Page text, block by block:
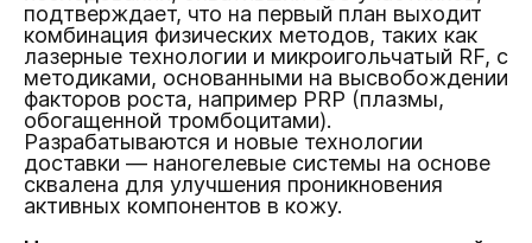
подтверждает, что на первый план выходит
комбинация физических методов, таких как
лазерные технологии и микроигольчатый RF, с
методиками, основанными на высвобождении
факторов роста, например PRP (плазмы,
обогащенной тромбоцитами).
Разрабатываются и новые технологии
доставки — наногелевые системы на основе
сквалена для улучшения проникновения
активных компонентов в кожу.